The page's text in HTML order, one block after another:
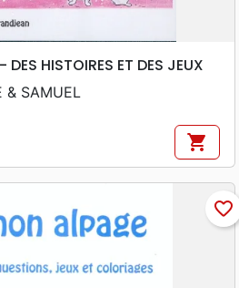
DES HISTOIRES ET DES JEUX
& SAMUEL
shopping_cart
favorite_border